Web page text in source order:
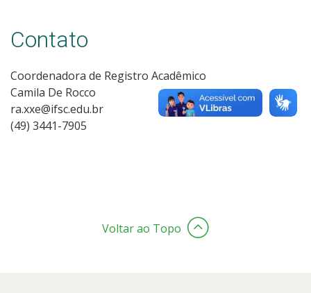
Documentos Úteis
Bibliotecas
Sistemas Acadêmicos
Representação Estudantil
Contato
Coordenadora de Registro Acadêmico
Camila De Rocco
ra.xxe@ifsc.edu.br
(49) 3441-7905
Voltar ao Topo